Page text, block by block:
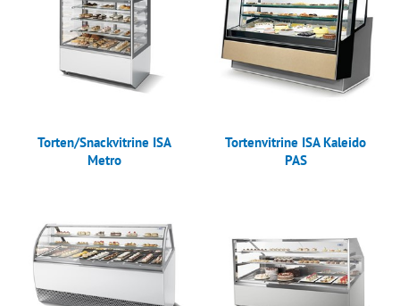
Torten/Snackvitrine ISA
Metro
Tortenvitrine ISA Kaleido
PAS